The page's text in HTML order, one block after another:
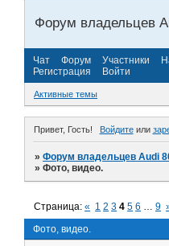
Форум владельцев
Чат Форум Участники
Регистрация
Войти
Активные темы
Привет, Гость! Войдитеили
»Форум владельцев Audi
»Фото, видео.
Фото, видео.
Страница:« 1 2 3 4 5 6 … 9